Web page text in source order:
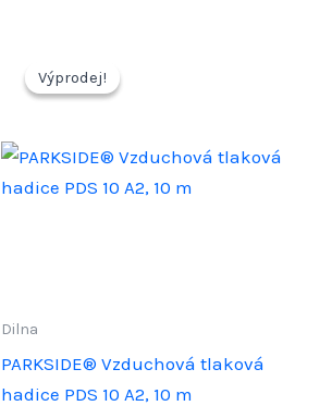
Výprodej!
Výprodej!
Dilna
PARKSIDE® Vzduchová tlaková
hadice PDS 10 A2, 10 m